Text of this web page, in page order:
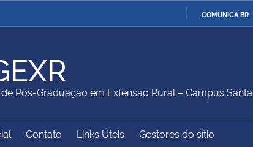
COMUNICA BR
Ministério da Justiça e
Ministério da Defesa
Ministério da Educação
Ministério do Turismo
Ministério do
Pós-Graduação em Extensão Rural – Campus
do SítioContato Links Úteis Gestores do sítio